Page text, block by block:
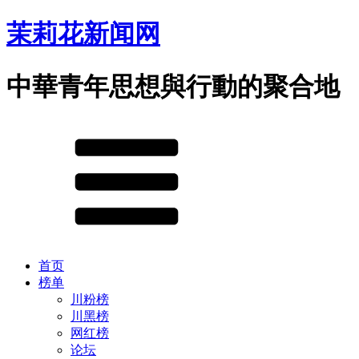
茉莉花新闻网
中華青年思想與行動的聚合地
首页
榜单
川粉榜
川黑榜
网红榜
论坛